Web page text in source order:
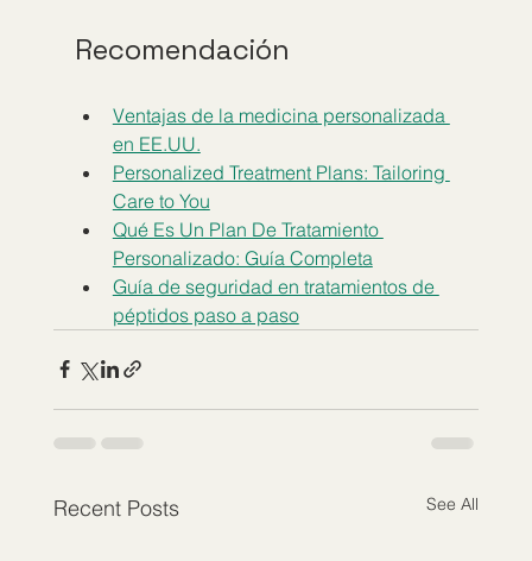
Recomendación
Ventajas de la medicina personalizada
en EE.UU.
Personalized Treatment Plans: Tailoring
Care to You
Qué Es Un Plan De Tratamiento
Personalizado: Guía Completa
Guía de seguridad en tratamientos de
péptidos paso a paso
Recent Posts See All